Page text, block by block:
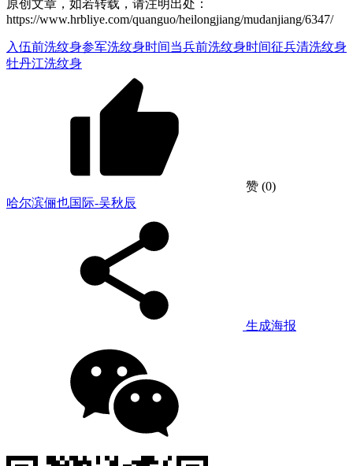
原创文章，如若转载，请注明出处：
https://www.hrbliye.com/quanguo/heilongjiang/mudanjiang/6347/
入伍前洗纹身参军洗纹身时间当兵前洗纹身时间征兵清洗纹身
牡丹江洗纹身
赞 (0)
哈尔滨俪也国际-吴秋辰
生成海报